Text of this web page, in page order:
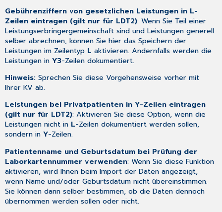
Gebührenziffern von gesetzlichen Leistungen in L-
Zeilen eintragen (gilt nur für LDT2): Wenn Sie Teil einer
Leistungserbringergemeinschaft sind und Leistungen generell
selber abrechnen, können Sie hier das Speichern der
Leistungen im Zeilentyp L aktivieren. Andernfalls werden die
Leistungen inY3-Zeilen dokumentiert.
Hinweis:Sprechen Sie diese Vorgehensweise vorher mit
Ihrer KV ab.
Leistungen bei Privatpatienten in Y-Zeilen eintragen
(gilt nur für LDT2): Aktivieren Sie diese Option, wenn die
Leistungen nicht in L-Zeilen dokumentiert werden sollen,
sondern inY-Zeilen.
Patientenname und Geburtsdatum bei Prüfung der
Laborkartennummer verwenden: Wenn Sie diese Funktion
aktivieren, wird Ihnen beim Import der Daten angezeigt,
wenn Name und/oder Geburtsdatum nicht übereinstimmen.
Sie können dann selber bestimmen, ob die Daten dennoch
übernommen werden sollen oder nicht.